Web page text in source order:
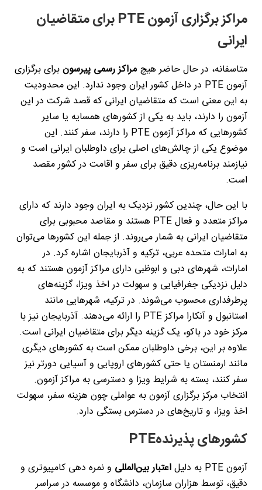
مراکز برگزاری آزمونPTEبرای متقاضیان
ایرانی
متاسفانه، در حال حاضر هیچ مراکز رسمی پیرسونبرای برگزاری
آزمونPTE در داخل کشور ایران وجود ندارد. این محدودیت
به این معنی است که متقاضیان ایرانی که قصد شرکت در این
آزمون را دارند، باید به یکی از کشورهای همسایه یا سایر
کشورهایی که مراکز آزمونPTE را دارند، سفر کنند. این
موضوع یکی از چالش‌های اصلی برای داوطلبان ایرانی است و
نیازمند برنامه‌ریزی دقیق برای سفر و اقامت در کشور مقصد
است.
با این حال، چندین کشور نزدیک به ایران وجود دارند که دارای
مراکز متعدد و فعالPTE هستند و مقاصد محبوبی برای
متقاضیان ایرانی به شمار می‌روند. از جمله این کشورها می‌توان
به امارات متحده عربی، ترکیه و آذربایجان اشاره کرد. در
امارات، شهرهای دبی و ابوظبی دارای مراکز آزمون هستند که به
دلیل نزدیکی جغرافیایی و سهولت در اخذ ویزا، گزینه‌های
پرطرفداری محسوب می‌شوند. در ترکیه، شهرهایی مانند
استانبول و آنکارا مراکزPTE را ارائه می‌دهند. آذربایجان نیز با
مرکز خود در باکو، یک گزینه دیگر برای متقاضیان ایرانی است.
علاوه بر این، برخی داوطلبان ممکن است به کشورهای دیگری
مانند ارمنستان یا حتی کشورهای اروپایی و آسیایی دورتر نیز
سفر کنند، بسته به شرایط ویزا و دسترسی به مراکز آزمون.
انتخاب مرکز برگزاری آزمون به عواملی چون هزینه سفر، سهولت
اخذ ویزا، و تاریخ‌های در دسترس بستگی دارد.
کشورهای پذیرندهPTE
آزمونPTE به دلیلاعتبار بین‌المللی و نمره دهی کامپیوتری و
دقیق، توسط هزاران سازمان، دانشگاه و موسسه در سراسر